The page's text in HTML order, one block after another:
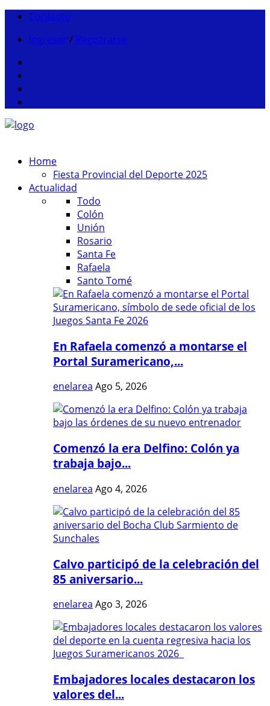
Contacto
Ingresar / Registrarse
Home
Fiesta Provincial del Deporte 2025
Actualidad
Todo
Colón
Unión
Rosario
Santa Fe
Rafaela
Santo Tomé
En Rafaela comenzó a montarse el
Portal Suramericano,...
enelarea Ago 5, 2026
Comenzó la era Delfino: Colón ya
trabaja bajo...
enelarea Ago 4, 2026
Calvo participó de la celebración del
85 aniversario...
enelarea Ago 3, 2026
Embajadores locales destacaron los
valores del...